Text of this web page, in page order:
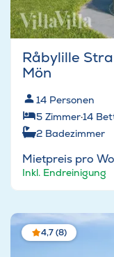
Råbylille
Mön
14 Personen
5 Zimmer·14
2 Badezimmer
Mietpreis pro
Inkl. Endreinigung
4,7 (8)